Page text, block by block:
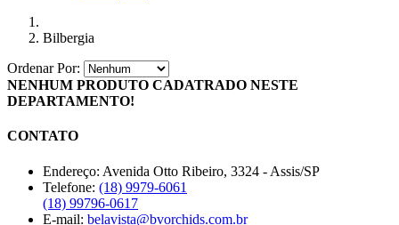
Bilbergia
Ordenar Por:
NENHUM PRODUTO CADATRADO NESTE
DEPARTAMENTO!
CONTATO
Endereço: Avenida Otto Ribeiro, 3324 - Assis/SP
Telefone: (18) 9979-6061
(18) 99796-0617
E-mail: belavista@bvorchids.com.br